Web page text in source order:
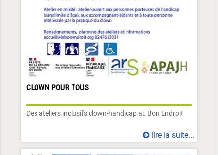
CLOWN POUR TOUS
Des ateliers inclusifs clown-handicap au Bon Endroit
lire la suite...